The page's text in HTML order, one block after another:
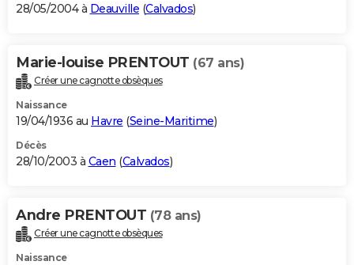
28/05/2004 à Deauville (Calvados)
Marie-louise PRENTOUT (67 ans)
Créer une cagnotte obsèques
Naissance
19/04/1936 au Havre (Seine-Maritime)
Décès
28/10/2003 à Caen (Calvados)
Andre PRENTOUT (78 ans)
Créer une cagnotte obsèques
Naissance